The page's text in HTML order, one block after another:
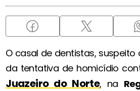
O casal de dentistas,
da tentativa de homicídio
Juazeiro do Norte, na